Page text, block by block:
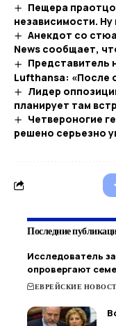
Пещера
независимости.
Анекдот со
News сообщает,
Представитель
Lufthansa: «После
Лидер
планирует там
Четвероногие
решено серьезно
Последние
Исследователь
опровергают
ЕВРЕЙСКИЕ